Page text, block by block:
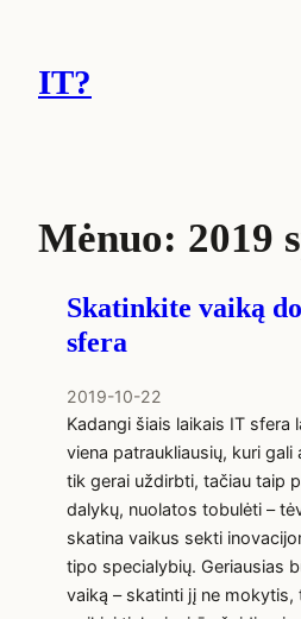
turinioIT?
Mėnuo: 2019
Skatinkite vaiką
sfera
2019-10-22
Kadangi šiais laikais IT sfera
viena patraukliausių, kuri
tik gerai uždirbti, tačiau taip
dalykų, nuolatos tobulėti –
skatina vaikus sekti
tipo specialybių. Geriausias
vaiką – skatinti jį ne mokytis,